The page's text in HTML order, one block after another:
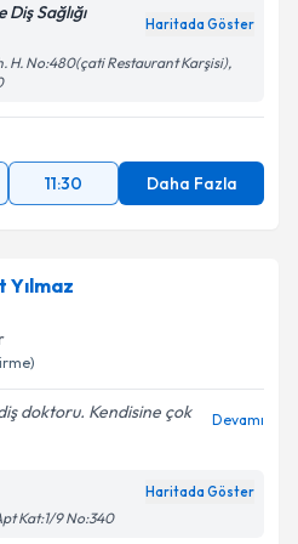
Sağlığı
Haritada Göster
H. No:480(çati Restaurant Karşisi),
11:30 Daha Fazla
Yılmaz
doktoru. Kendisine çok
Devamı
Haritada Göster
Kat:1/9 No:340